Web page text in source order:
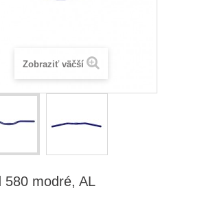
Zobraziť väčší
580 modré, AL